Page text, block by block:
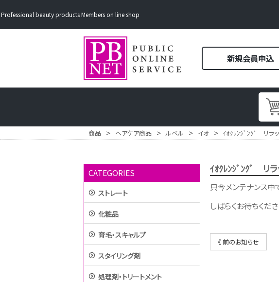
Professional beauty products Members on line shop
新規会員申込
商品 > ヘアケア商品 > ルベル > イオ > ｲｵｸﾚﾝｼﾞﾝｸﾞ リラ
ｲｵｸﾚﾝｼﾞﾝｸﾞ リ
只今メンテナンス中
しばらくお待ちくださ
《 前のお知らせ
CATEGORIES
ストレート
化粧品
育毛・スキャルプ
スタイリング剤
処理剤・トリートメント